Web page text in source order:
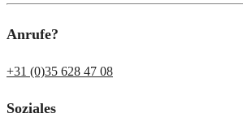
Anrufe?
+31 (0)35 628 47 08
Soziales